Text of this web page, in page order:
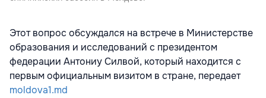
Этот вопрос обсуждался на встрече в Министерстве
образования и исследований с президентом
федерации Антониу Силвой, который находится с
первым официальным визитом в стране, передает
moldova1.md